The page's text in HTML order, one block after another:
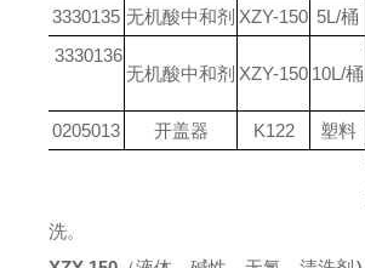
3330135 无机酸中和剂 XZY-150 5L/桶
3330136
无机酸中和剂 XZY-150 10L/桶
0205013 开盖器 K122 塑料
洗。